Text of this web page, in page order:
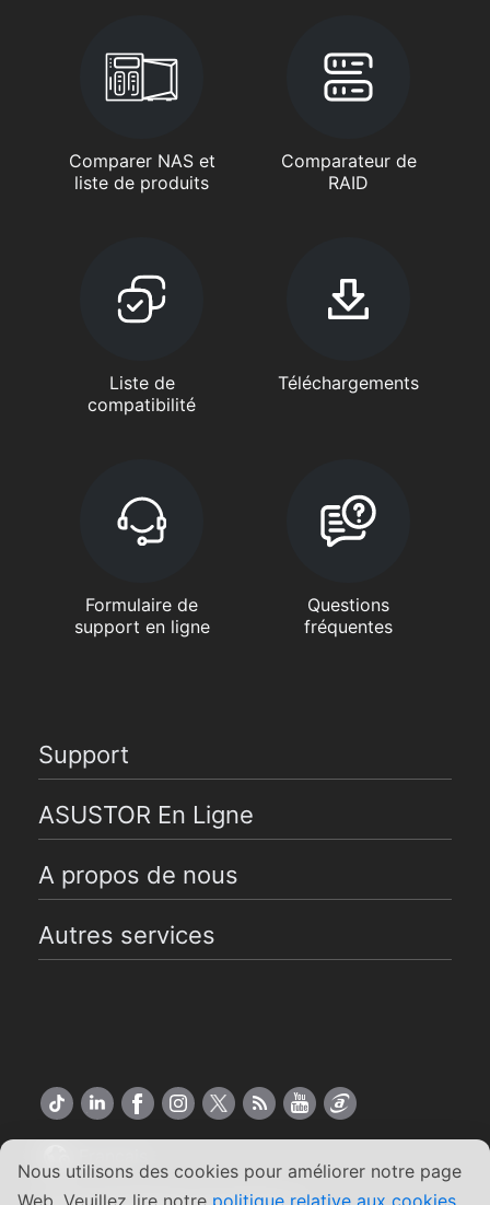
Nous utilisons des cookies pour améliorer notre page
Web. Veuillez lire notre politique relative aux cookies
Comparer NAS et
liste de produits
Comparateur de
RAID
Liste de
compatibilité
Téléchargements
Formulaire de
support en ligne
Questions
fréquentes
Support
ASUSTOR En Ligne
A propos de nous
Autres services